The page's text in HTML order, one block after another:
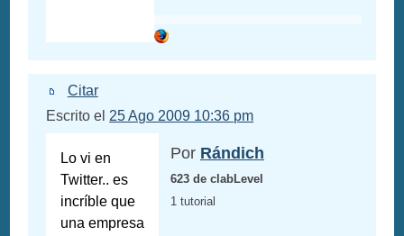
Citar
Escrito el 25 Ago 2009 10:36 pm
Lo vi en
Twitter.. es
incríble que
una empresa
Por Rándich
623 de clabLevel
1 tutorial